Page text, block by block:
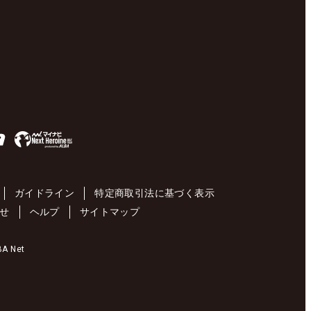
ガイドライン
特定商取引法に基づく表示
ヘルプ サイトマップ
Net